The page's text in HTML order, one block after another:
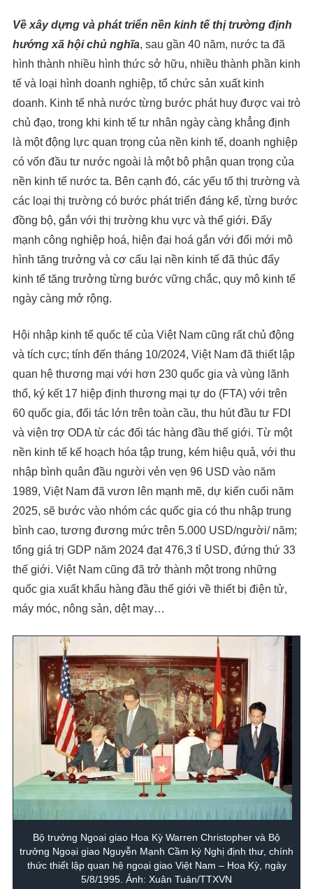
Về xây dựng và phát triển nền kinh tế thị trường định
hướng xã hội chủ nghĩa, sau gần 40 năm, nước ta đã
hình thành nhiều hình thức sở hữu, nhiều thành phần kinh
tế và loại hình doanh nghiệp, tổ chức sản xuất kinh
doanh. Kinh tế nhà nước từng bước phát huy được vai trò
chủ đạo, trong khi kinh tế tư nhân ngày càng khẳng định
là một động lực quan trọng của nền kinh tế, doanh nghiệp
có vốn đầu tư nước ngoài là một bộ phận quan trọng của
nền kinh tế nước ta. Bên cạnh đó, các yếu tố thị trường và
các loại thị trường có bước phát triển đáng kể, từng bước
đồng bộ, gắn với thị trường khu vực và thế giới. Đẩy
mạnh công nghiệp hoá, hiện đại hoá gắn với đổi mới mô
hình tăng trưởng và cơ cấu lại nền kinh tế đã thúc đẩy
kinh tế tăng trưởng từng bước vững chắc, quy mô kinh tế
ngày càng mở rộng.
Hội nhập kinh tế quốc tế của Việt Nam cũng rất chủ động
và tích cực; tính đến tháng 10/2024, Việt Nam đã thiết lập
quan hệ thương mại với hơn 230 quốc gia và vùng lãnh
thổ, ký kết 17 hiệp định thương mại tự do (FTA) với trên
60 quốc gia, đối tác lớn trên toàn cầu, thu hút đầu tư FDI
và viện trợ ODA từ các đối tác hàng đầu thế giới. Từ một
nền kinh tế kế hoạch hóa tập trung, kém hiệu quả, với thu
nhập bình quân đầu người vẻn vẹn 96 USD vào năm
1989, Việt Nam đã vươn lên mạnh mẽ, dự kiến cuối năm
2025, sẽ bước vào nhóm các quốc gia có thu nhập trung
bình cao, tương đương mức trên 5.000 USD/người/ năm;
tổng giá trị GDP năm 2024 đạt 476,3 tỉ USD, đứng thứ 33
thế giới. Việt Nam cũng đã trở thành một trong những
quốc gia xuất khẩu hàng đầu thế giới về thiết bị điện tử,
máy móc, nông sản, dệt may…
Bộ trưởng Ngoại giao Hoa Kỳ Warren Christopher và Bộ
trưởng Ngoại giao Nguyễn Mạnh Cầm ký Nghị định thư, chính
thức thiết lập quan hệ ngoại giao Việt Nam – Hoa Kỳ, ngày
5/8/1995. Ảnh: Xuân Tuân/TTXVN